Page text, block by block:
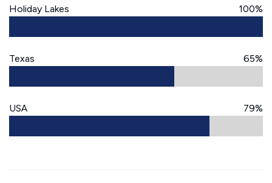
Holiday Lakes 100%
Texas 65%
USA 79%